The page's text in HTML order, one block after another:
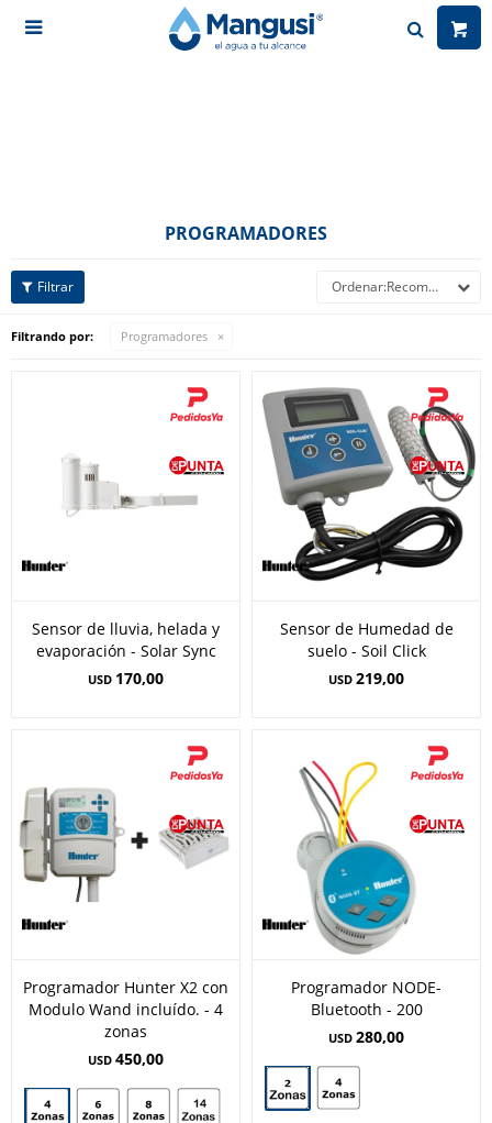

PROGRAMADORES
Recomendados
Filtrando por: Programadores
Sensor de lluvia, helada y
evaporación - Solar Sync
USD 170,00
Sensor de Humedad de
suelo - Soil Click
USD 219,00
Programador Hunter X2 con
Modulo Wand incluído. - 4
zonas
USD 450,00
Programador NODE-
Bluetooth - 200
USD 280,00